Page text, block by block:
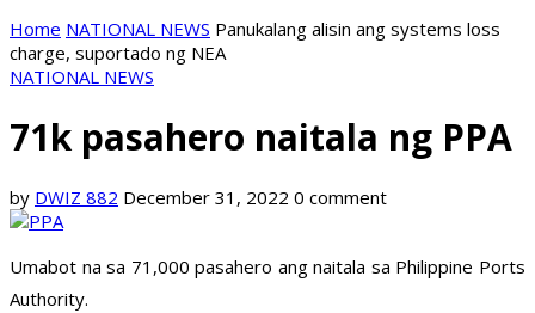
Home NATIONAL NEWS Panukalang alisin ang systems loss
charge, suportado ng NEA
NATIONAL NEWS
71k pasahero naitala ng PPA
by DWIZ 882 December 31, 2022 0 comment
Umabot na sa 71,000 pasahero ang naitala sa Philippine Ports
Authority.